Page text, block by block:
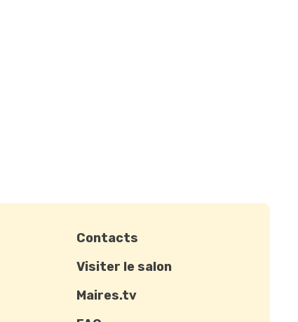
Contacts
Visiter le salon
Maires.tv